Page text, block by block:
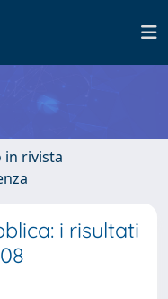
in rivista
i risultati